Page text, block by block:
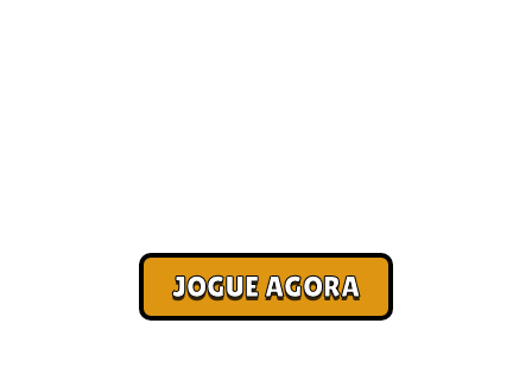
JOGUE AGORA